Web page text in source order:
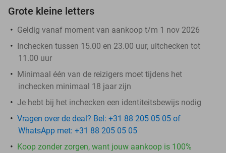
Grote kleine letters
Geldig vanaf moment van aankoop t/m 1 nov 2026
Inchecken tussen 15.00 en 23.00 uur, uitchecken tot
11.00 uur
Minimaal één van de reizigers moet tijdens het
inchecken minimaal 18 jaar zijn
Je hebt bij het inchecken een identiteitsbewijs nodig
Vragen over de deal? Bel: +31 88 205 05 05 of
WhatsApp met: +31 88 205 05 05
Koop zonder zorgen, want jouw aankoop is 100%